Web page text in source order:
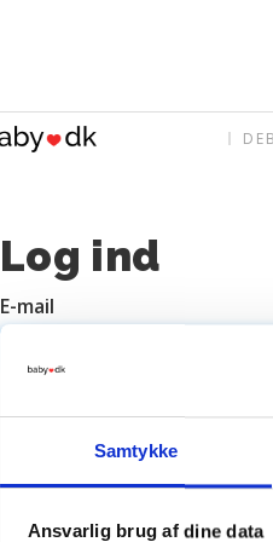
Samtykke
Ansvarlig brug af dine data
Log ind
E-mail